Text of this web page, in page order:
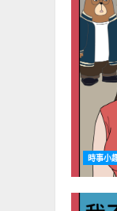
時事小